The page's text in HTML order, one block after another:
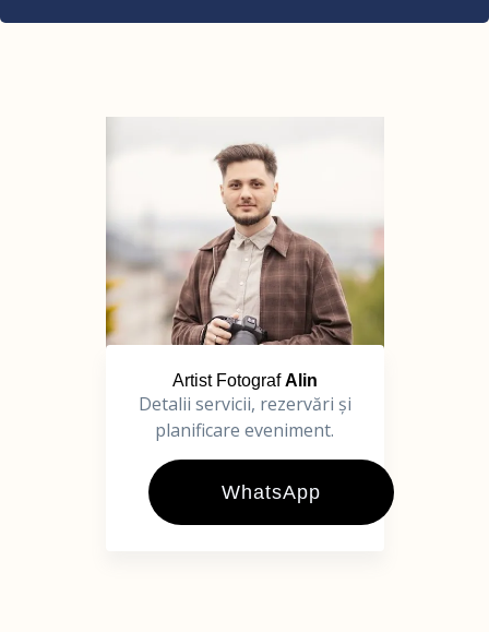
Artist FotografAlin
Detalii servicii, rezervări și
planificare eveniment.
WhatsApp